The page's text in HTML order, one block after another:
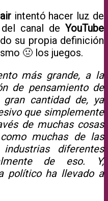
intentó hacer luz de
canal de YouTube
su propia definición
🤢 los juegos.
más grande, a la
de pensamiento de
cantidad de, ya
que simplemente
de muchas cosas
muchas de las
diferentes
de eso. Y,
político ha llevado a